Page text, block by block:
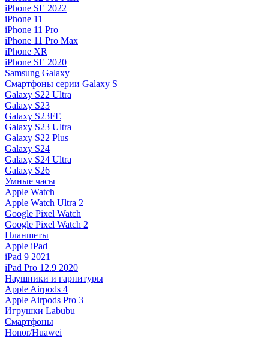
iPhone SE 2022
iPhone 11
iPhone 11 Pro
iPhone 11 Pro Max
iPhone XR
iPhone SE 2020
Samsung Galaxy
Смартфоны серии Galaxy S
Galaxy S22 Ultra
Galaxy S23
Galaxy S23FE
Galaxy S23 Ultra
Galaxy S22 Plus
Galaxy S24
Galaxy S24 Ultra
Galaxy S26
Умные часы
Apple Watch
Apple Watch Ultra 2
Google Pixel Watch
Google Pixel Watch 2
Планшеты
Apple iPad
iPad 9 2021
iPad Pro 12.9 2020
Наушники и гарнитуры
Apple Airpods 4
Apple Airpods Pro 3
Игрушки Labubu
Смартфоны
Honor/Huawei